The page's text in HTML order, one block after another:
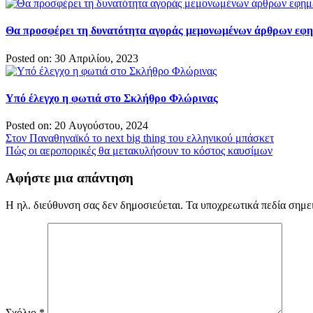
Θα προσφέρει τη δυνατότητα αγοράς μεμονωμένων άρθρων
Posted on: 30 Απριλίου, 2023
Υπό έλεγχο η φωτιά στο Σκλήθρο Φλώρινας
Posted on: 20 Αυγούστου, 2024
Πλοήγηση
άρθρων
Στον Παναθηναϊκό το next big thing του ελληνικού μπάσκετ
Πώς οι αεροπορικές θα μετακυλήσουν το κόστος καυσίμων
Αφήστε μια απάντηση
Η ηλ. διεύθυνση σας δεν δημοσιεύεται. Τα υποχρεωτικά πεδία